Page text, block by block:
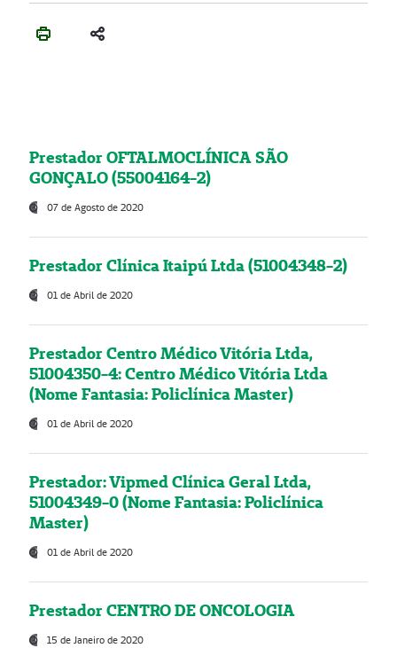
Prestador OFTALMOCLÍNICA SÃO
GONÇALO (55004164-2)
07 de Agosto de 2020
Prestador Clínica Itaipú Ltda (51004348-2)
01 de Abril de 2020
Prestador Centro Médico Vitória Ltda,
51004350-4: Centro Médico Vitória Ltda
(Nome Fantasia: Policlínica Master)
01 de Abril de 2020
Prestador: Vipmed Clínica Geral Ltda,
51004349-0 (Nome Fantasia: Policlínica
Master)
01 de Abril de 2020
Prestador CENTRO DE ONCOLOGIA
15 de Janeiro de 2020